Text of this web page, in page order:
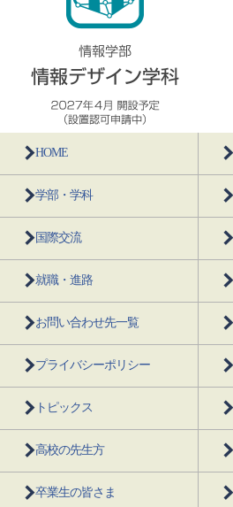
HOME
学部・学科
国際交流
就職・進路
お問い合わせ先一覧
プライバシーポリシー
トピックス
高校の先生方
卒業生の皆さま